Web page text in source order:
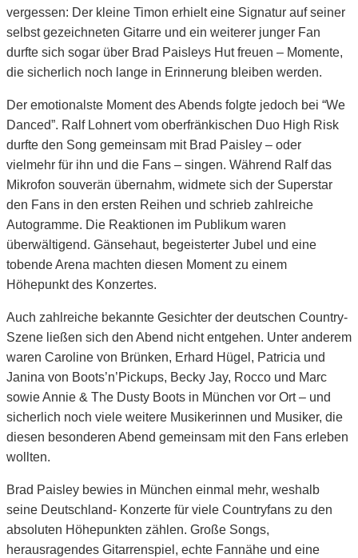
vergessen: Der kleine Timon erhielt eine Signatur auf seiner
selbst gezeichneten Gitarre und ein weiterer junger Fan
durfte sich sogar über Brad Paisleys Hut freuen – Momente,
die sicherlich noch lange in Erinnerung bleiben werden.
Der emotionalste Moment des Abends folgte jedoch bei “We
Danced”. Ralf Lohnert vom oberfränkischen Duo High Risk
durfte den Song gemeinsam mit Brad Paisley – oder
vielmehr für ihn und die Fans – singen. Während Ralf das
Mikrofon souverän übernahm, widmete sich der Superstar
den Fans in den ersten Reihen und schrieb zahlreiche
Autogramme. Die Reaktionen im Publikum waren
überwältigend. Gänsehaut, begeisterter Jubel und eine
tobende Arena machten diesen Moment zu einem
Höhepunkt des Konzertes.
Auch zahlreiche bekannte Gesichter der deutschen Country-
Szene ließen sich den Abend nicht entgehen. Unter anderem
waren Caroline von Brünken, Erhard Hügel, Patricia und
Janina von Boots’n’Pickups, Becky Jay, Rocco und Marc
sowie Annie & The Dusty Boots in München vor Ort – und
sicherlich noch viele weitere Musikerinnen und Musiker, die
diesen besonderen Abend gemeinsam mit den Fans erleben
wollten.
Brad Paisley bewies in München einmal mehr, weshalb
seine Deutschland- Konzerte für viele Countryfans zu den
absoluten Höhepunkten zählen. Große Songs,
herausragendes Gitarrenspiel, echte Fannähe und eine